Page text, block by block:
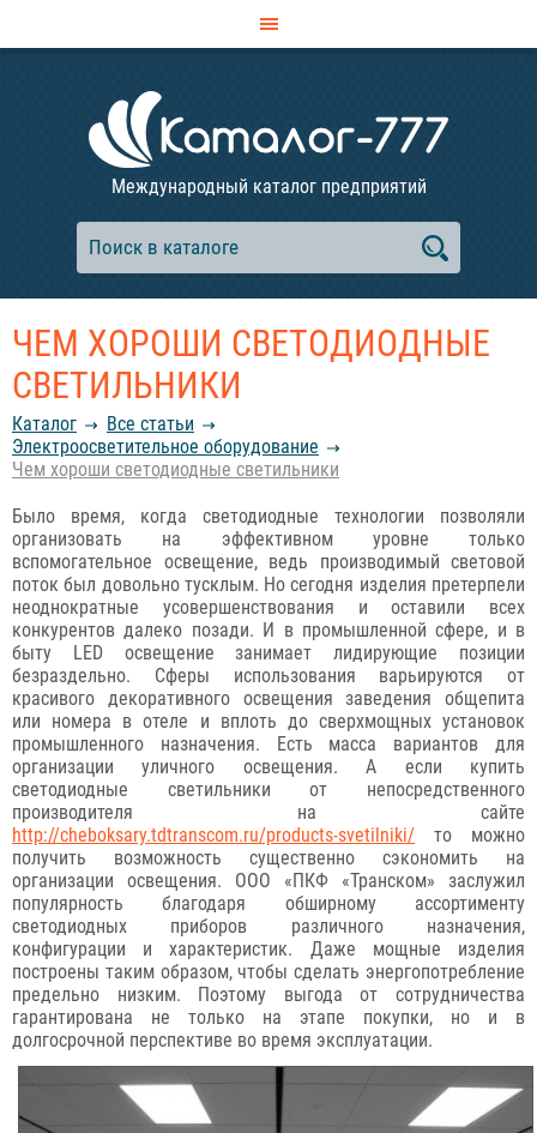
Международный каталог предприятий
ЧЕМ ХОРОШИ СВЕТОДИОДНЫЕ
СВЕТИЛЬНИКИ
Каталог
Все статьи
Электроосветительное оборудование
Чем хороши светодиодные светильники
Было время, когда светодиодные технологии позволяли
организовать на эффективном уровне только
вспомогательное освещение, ведь производимый световой
поток был довольно тусклым. Но сегодня изделия претерпели
неоднократные усовершенствования и оставили всех
конкурентов далеко позади. И в промышленной сфере, и в
быту LED освещение занимает лидирующие позиции
безраздельно. Сферы использования варьируются от
красивого декоративного освещения заведения общепита
или номера в отеле и вплоть до сверхмощных установок
промышленного назначения. Есть масса вариантов для
организации уличного освещения. А если купить
светодиодные светильники от непосредственного
производителя на сайте
http://cheboksary.tdtranscom.ru/products-svetilniki/ то можно
получить возможность существенно сэкономить на
организации освещения. ООО «ПКФ «Транском» заслужил
популярность благодаря обширному ассортименту
светодиодных приборов различного назначения,
конфигурации и характеристик. Даже мощные изделия
построены таким образом, чтобы сделать энергопотребление
предельно низким. Поэтому выгода от сотрудничества
гарантирована не только на этапе покупки, но и в
долгосрочной перспективе во время эксплуатации.